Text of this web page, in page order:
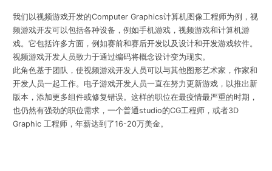
我们以视频游戏开发的Computer Graphics计算机图像工程师为例，视
频游戏开发可以包括各种设备，例如手机游戏，视频游戏和计算机游
戏。它包括许多方面，例如赛前和赛后开发以及设计和开发游戏软件。
视频游戏开发人员致力于通过编码将概念设计变为现实。
此角色基于团队，使视频游戏开发人员可以与其他图形艺术家，作家和
开发人员一起工作。电子游戏开发人员一直在努力更新游戏，以推出新
版本，添加更多组件或修复错误。这样的职位在最疫情最严重的时期，
也仍然有强劲的职位需求，一个普通studio的CG工程师，或者3D
Graphic 工程师，年薪达到了16-20万美金。